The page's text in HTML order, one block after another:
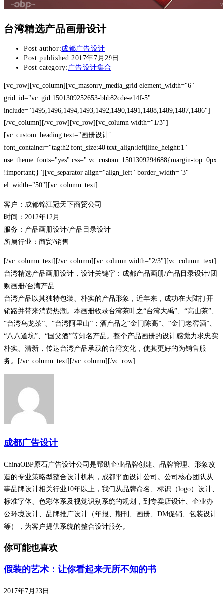
台湾精选产品画册设计
Post author:成都广告设计
Post published:2017年7月29日
Post category:广告设计集合
[vc_row][vc_column][vc_masonry_media_grid element_width="6"
grid_id="vc_gid:1501309252653-bbb82cde-e14f-5"
include="1495,1496,1494,1493,1492,1490,1491,1488,1489,1487,1486"]
[/vc_column][/vc_row][vc_row][vc_column width="1/3"]
[vc_custom_heading text="画册设计"
font_container="tag:h2|font_size:40|text_align:left|line_height:1"
use_theme_fonts="yes" css=".vc_custom_1501309294688{margin-top: 0px
!important;}"][vc_separator align="align_left" border_width="3"
el_width="50"][vc_column_text]
客户：成都锦江冠天下商贸公司
时间：2012年12月
服务：产品画册设计/产品目录设计
所属行业：商贸/销售
[/vc_column_text][/vc_column][vc_column width="2/3"][vc_column_text]
台湾精选产品画册设计，设计关键字：成都产品画册/产品目录设计/团
购画册/台湾产品
台湾产品以其独特包装、朴实的产品形象，近年来，成功在大陆打开
销路并带来消费热潮。本画册收录台湾茶叶之“台湾大禹”、“高山茶”、
“台湾乌龙茶”、“台湾阿里山”；酒产品之“金门陈高”、“金门老窖酒”、
“八八道坑”、“国父酒”等知名产品。整个产品画册的设计感觉力求忠实
朴实、清新，传达台湾产品承载的台湾文化，使其更好的为销售服
务。[/vc_column_text][/vc_column][/vc_row]
成都广告设计
ChinaOBP原石广告设计公司是帮助企业品牌创建、品牌管理、形象改
造的专业策略型整合设计机构，成都平面设计公司。公司核心团队从
事品牌设计相关行业10年以上，我们从品牌命名、标识（logo）设计、
标准字体、色彩体系及视觉识别系统的规划，到专卖店设计、企业办
公环境设计、品牌推广设计（年报、期刊、画册、DM促销、包装设计
等），为客户提供系统的整合设计服务。
你可能也喜欢
假装的艺术：让你看起来无所不知的书
2017年7月23日